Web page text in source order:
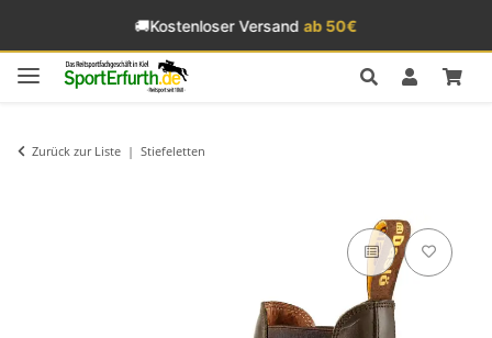
🚚Kostenloser Versandab 50€
Zurück zur Liste Stiefeletten